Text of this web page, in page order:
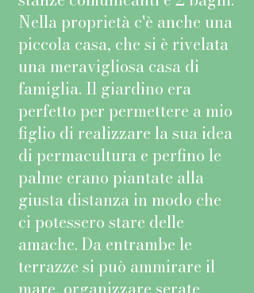
Nella proprietà c'è anche una
piccola casa, che si è rivelata
una meravigliosa casa di
famiglia. Il giardino era
perfetto per permettere a mio
figlio di realizzare la sua idea
di permacultura e perfino le
palme erano piantate alla
giusta distanza in modo che
ci potessero stare delle
amache. Da entrambe le
terrazze si può ammirare il